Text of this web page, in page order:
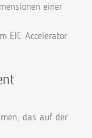
einer
EIC Accelerator
das auf der